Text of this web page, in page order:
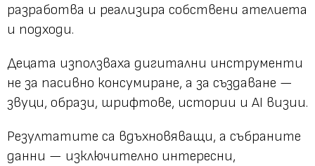
разработва и реализира собствени ателиета
и подходи.
Децата използваха дигитални инструменти
не за пасивно консумиране, а за създаване —
звуци, образи, шрифтове, истории и AI визии.
Резултатите са вдъхновяващи, а събраните
данни — изключително интересни,